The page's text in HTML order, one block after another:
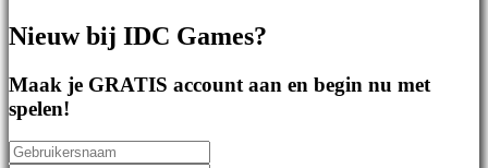
Gemeenschap
Gameplay
In-
game
evenementen
Nieuw bij IDC Games?
Maak je GRATIS account aan en begin nu met
spelen!